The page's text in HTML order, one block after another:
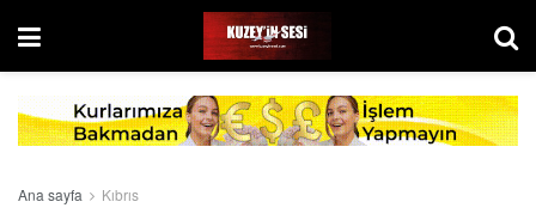
Ana sayfa Kıbrıs